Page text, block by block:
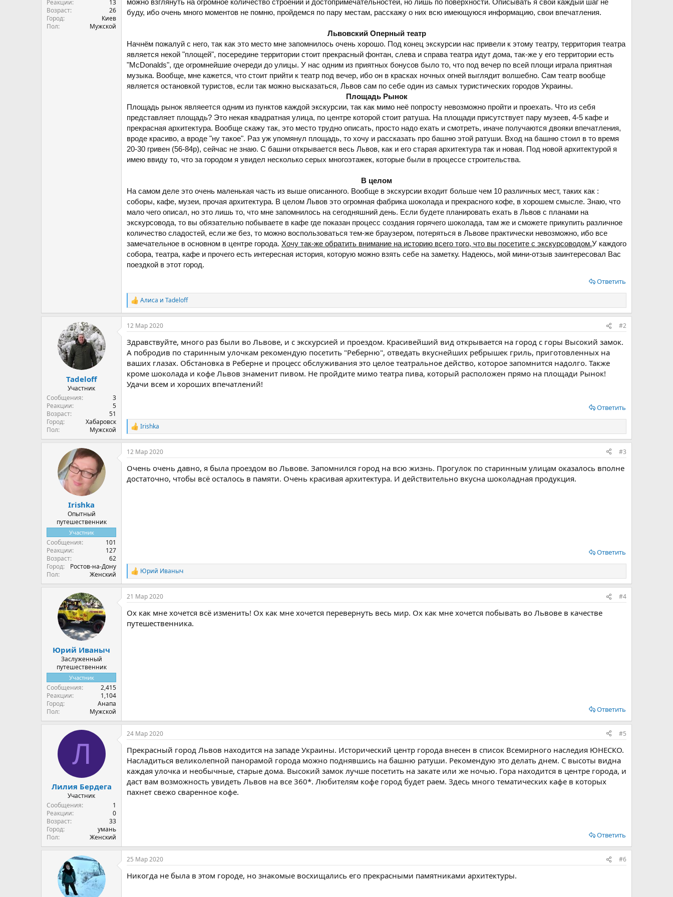
Реакции
13
Возраст
26
Город
Киев
Пол
Мужской
можно взглянуть на огромное количество строений и достопримечательностей, но лишь по поверхности. Описывать я свой каждый шаг не
буду, ибо очень много моментов не помню, пройдемся по пару местам, расскажу о них всю имеющуюся информацию, свои впечатления.
Львовский Оперный театр
Начнём пожалуй с него, так как это место мне запомнилось очень хорошо. Под конец экскурсии нас привели к этому театру, территория театра
является некой "площей", посередине территории стоит прекрасный фонтан, слева и справа театра идут дома, так-же у его территории есть
"McDonalds", где огромнейшие очереди до улицы. У нас одним из приятных бонусов было то, что под вечер по всей площи играла приятная
музыка. Вообще, мне кажется, что стоит прийти к театр под вечер, ибо он в красках ночных огней выглядит волшебно. Сам театр вообще
является остановкой туристов, если так можно высказаться, Львов сам по себе один из самых туристических городов Украины.
Площадь Рынок
Площадь рынок являеется одним из пунктов каждой экскурсии, так как мимо неё попросту невозможно пройти и проехать. Что из себя
представляет площадь? Это некая квадратная улица, по центре которой стоит ратуша. На площади присутствует пару музеев, 4-5 кафе и
прекрасная архитектура. Вообще скажу так, это место трудно описать, просто надо ехать и смотреть, иначе получаются двояки впечатления,
вроде красиво, а вроде "ну такое". Раз уж упомянул площадь, то хочу и рассказать про башню этой ратуши. Вход на башню стоил в то время
20-30 гривен (56-84р), сейчас не знаю. С башни открывается весь Львов, как и его старая архитектура так и новая. Под новой архитектурой я
имею ввиду то, что за городом я увидел несколько серых многоэтажек, которые были в процессе строительства.
В целом
На самом деле это очень маленькая часть из выше описанного. Вообще в экскурсии входит больше чем 10 различных мест, таких как :
соборы, кафе, музеи, прочая архитектура. В целом Львов это огромная фабрика шоколада и прекрасного кофе, в хорошем смысле. Знаю, что
мало чего описал, но это лишь то, что мне запомнилось на сегодняшний день. Если будете планировать ехать в Львов с планами на
экскурсовода, то вы обязательно побываете в кафе где показан процесс создания горячего шоколада, там же и сможете прикупить различное
количество сладостей, если же без, то можно воспользоваться тем-же браузером, потеряться в Львове практически невозможно, ибо все
замечательное в основном в центре города. Хочу так-же обратить внимание на историю всего того, что вы посетите с экскурсоводом.У каждого
собора, театра, кафе и прочего есть интересная история, которую можно взять себе на заметку. Надеюсь, мой мини-отзыв заинтересовал Вас
поездкой в этот город.
Ответить
Р
е
а
к
и
и
Алиса и Tadeloff
Tadeloff
Участник
Сообщения
3
Реакции
5
Возраст
51
Город
Хабаровск
Пол
Мужской
12 Мар 2020 #2
Здравствуйте, много раз были во Львове, и с экскурсией и проездом. Красивейший вид открывается на город с горы Высокий замок.
А побродив по старинным улочкам рекомендую посетить "Реберню", отведать вкуснейших ребрышек гриль, приготовленных на
ваших глазах. Обстановка в Реберне и процесс обслуживания это целое театральное действо, которое запомнится надолго. Также
кроме шоколада и кофе Львов знаменит пивом. Не пройдите мимо театра пива, который расположен прямо на площади Рынок!
Удачи всем и хороших впечатлений!
Ответить
Р
е
а
к
и
и
:
Irishka
Irishka
Опытный
путешественник
Участник
Сообщения
101
Реакции
127
Возраст
62
Город
Ростов-на-Дону
Пол
Женский
12 Мар 2020 #3
Очень очень давно, я была проездом во Львове. Запомнился город на всю жизнь. Прогулок по старинным улицам оказалось вполне
достаточно, чтобы всё осталось в памяти. Очень красивая архитектура. И действительно вкусна шоколадная продукция.
Ответить
Р
е
а
к
и
и
:
Юрий Иваныч
Юрий Иваныч
Заслуженный
путешественник
Участник
Сообщения
2,415
Реакции
1,104
Город
Анапа
Пол
Мужской
21 Мар 2020 #4
Ох как мне хочется всё изменить! Ох как мне хочется перевернуть весь мир. Ох как мне хочется побывать во Львове в качестве
путешественника.
Ответить
Л
Лилия Бердега
Участник
Сообщения
1
Реакции
0
Возраст
33
Город
умань
Пол
Женский
24 Мар 2020 #5
Прекрасный город Львов находится на западе Украины. Исторический центр города внесен в список Всемирного наследия ЮНЕСКО.
Насладиться великолепной панорамой города можно поднявшись на башню ратуши. Рекомендую это делать днем. С высоты видна
каждая улочка и необычные, старые дома. Высокий замок лучше посетить на закате или же ночью. Гора находится в центре города, и
даст вам возможность увидеть Львов на все 360*. Любителям кофе город будет раем. Здесь много тематических кафе в которых
пахнет свежо сваренное кофе.
Ответить
25 Мар 2020 #6
Никогда не была в этом городе, но знакомые восхищались его прекрасными памятниками архитектуры.